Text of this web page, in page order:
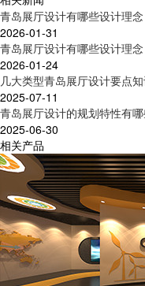
青岛展厅设计有哪些设计理念
2026-01-31
青岛展厅设计有哪些设计理念
2026-01-24
几大类型青岛展厅设计要点
2025-07-11
青岛展厅设计的规划特性有哪
2025-06-30
相关产品